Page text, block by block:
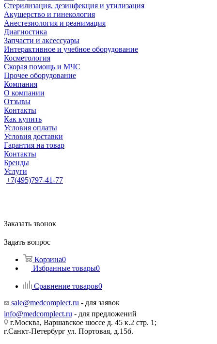
Стерилизация, дезинфекция и утилизация
Акушерство и гинекология
Анестезиология и реанимация
Диагностика
Запчасти и аксессуары
Интерактивное и учебное оборудование
Косметология
Скорая помощь и МЧС
Прочее оборудование
Компания
О компании
Отзывы
Контакты
Как купить
Условия оплаты
Условия доставки
Гарантия на товар
Контакты
Бренды
Услуги
+7(495)797-41-77
Заказать звонок
Задать вопрос
Корзина0
Избранные товары0
Сравнение товаров0
sale@medcomplect.ru - для заявок
info@medcomplect.ru - для предложений
г.Москва, Варшавское шоссе д. 45 к.2 стр. 1;
г.Санкт-Петербург ул. Портовая, д.15б.